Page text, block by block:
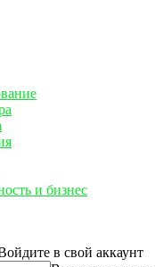
и бизнес
в свой аккаунт